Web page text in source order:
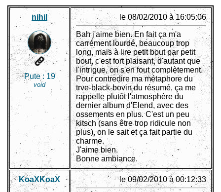
nihil
Pute : 19
void
le 08/02/2010 à 16:05:06
Bah j'aime bien. En fait ça m'a
carrément lourdé, beaucoup trop
long, mais à lire petit bout par petit
bout, c'est fort plaisant, d'autant que
l'intrigue, on s'en fout complètement.
Pour contredire ma métaphore du
trve-black-bovin du résumé, ça me
rappelle plutôt l'atmosphère du
dernier album d'Elend, avec des
ossements en plus. C'est un peu
kitsch (sans être trop ridicule non
plus), on le sait et ça fait partie du
charme.
J'aime bien.
Bonne ambiance.
KoaXKoaX le 09/02/2010 à 00:12:33